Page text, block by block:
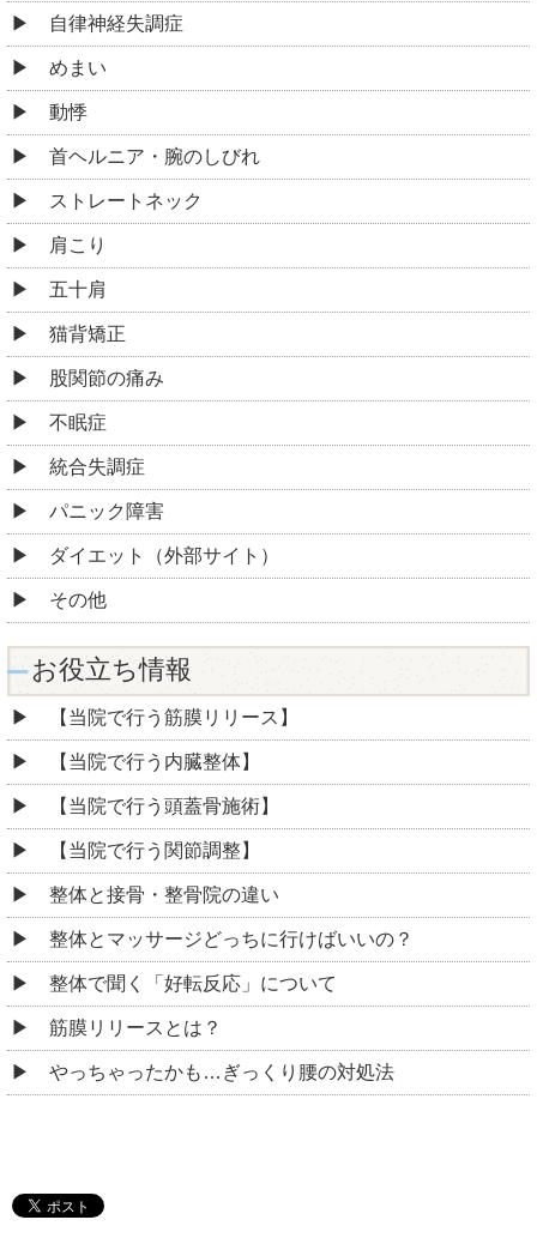
自律神経失調症
めまい
動悸
首ヘルニア・腕のしびれ
ストレートネック
肩こり
五十肩
猫背矯正
股関節の痛み
不眠症
統合失調症
パニック障害
ダイエット（外部サイト）
その他
お役立ち情報
【当院で行う筋膜リリース】
【当院で行う内臓整体】
【当院で行う頭蓋骨施術】
【当院で行う関節調整】
整体と接骨・整骨院の違い
整体とマッサージどっちに行けばいいの？
整体で聞く「好転反応」について
筋膜リリースとは？
やっちゃったかも…ぎっくり腰の対処法